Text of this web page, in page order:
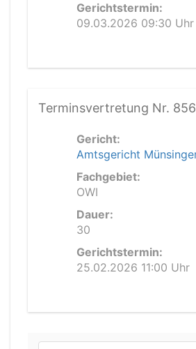
Gerichtstermin:
09.03.2026 09:30 Uhr
Terminsvertretung Nr.
Gericht:
Amtsgericht
Fachgebiet:
OWI
Dauer:
30
Gerichtstermin:
25.02.2026 11:00 Uhr